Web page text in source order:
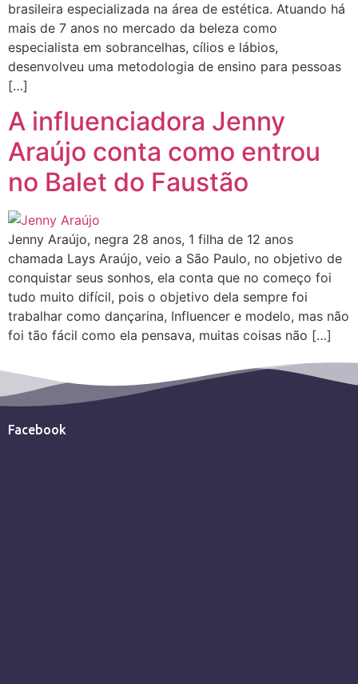
brasileira especializada na área de estética. Atuando há
mais de 7 anos no mercado da beleza como
especialista em sobrancelhas, cílios e lábios,
desenvolveu uma metodologia de ensino para pessoas
[…]
A influenciadora Jenny
Araújo conta como entrou
no Balet do Faustão
Jenny Araújo, negra 28 anos, 1 filha de 12 anos
chamada Lays Araújo, veio a São Paulo, no objetivo de
conquistar seus sonhos, ela conta que no começo foi
tudo muito difícil, pois o objetivo dela sempre foi
trabalhar como dançarina, Influencer e modelo, mas não
foi tão fácil como ela pensava, muitas coisas não […]
Facebook